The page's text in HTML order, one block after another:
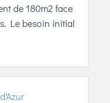
de 180m2 face
Le besoin initial